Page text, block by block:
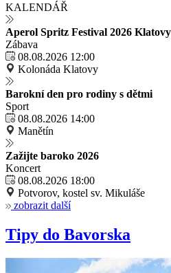
KALENDÁŘ
Aperol Spritz Festival 2026 Klatovy
Zábava
08.08.2026 12:00
Kolonáda Klatovy
Barokní den pro rodiny s dětmi
Sport
08.08.2026 14:00
Manětín
Zažijte baroko 2026
Koncert
08.08.2026 18:00
Potvorov, kostel sv. Mikuláše
zobrazit další
Tipy do Bavorska